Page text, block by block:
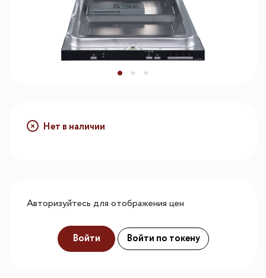
Нет в наличии
Авторизуйтесь для отображения цен
Войти Войти по токену